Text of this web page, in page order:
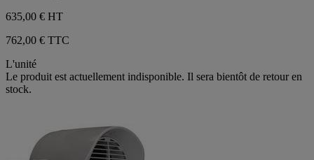
635,00 € HT
762,00 € TTC
L'unité
Le produit est actuellement indisponible. Il sera bientôt de retour en
stock.